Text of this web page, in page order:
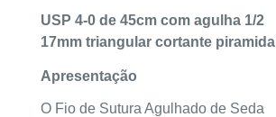
USP 4-0 de 45cm com agulha 1/2
17mm triangular cortante piramidal
Apresentação
O Fio de Sutura Agulhado de Seda